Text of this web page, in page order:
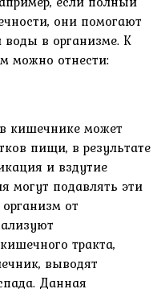
они помогают
в организме. К
можно отнести:
кишечнике может
пищи, в результате
и вздутие
могут подавлять эти
от
тракта,
выводят
Данная